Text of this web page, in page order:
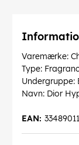
Varemærke:
Type:
Undergruppe:
Navn: Dior
EAN: